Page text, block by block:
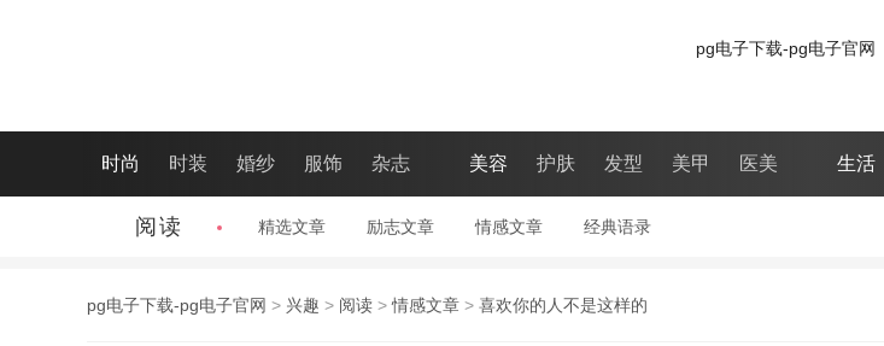
pg电子下载-pg电子官网
时尚 时装 婚纱 服饰 杂志 美容 护肤 发型 美甲 医美 生活
阅读 精选文章 励志文章 情感文章 经典语录
pg电子下载-pg电子官网 > 兴趣 > 阅读 >情感文章 > 喜欢你的人不是这样的